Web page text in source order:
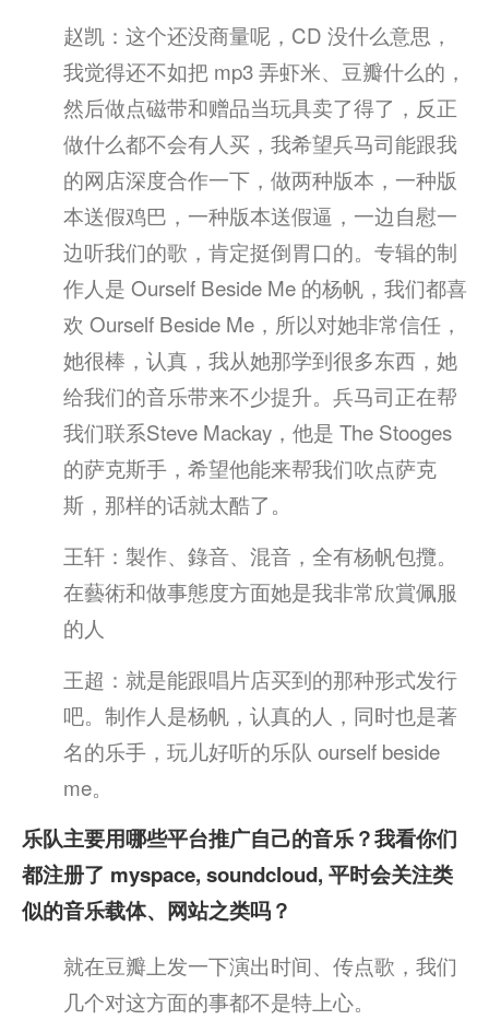
赵凯：这个还没商量呢，CD 没什么意思，
我觉得还不如把 mp3 弄虾米、豆瓣什么的，
然后做点磁带和赠品当玩具卖了得了，反正
做什么都不会有人买，我希望兵马司能跟我
的网店深度合作一下，做两种版本，一种版
本送假鸡巴，一种版本送假逼，一边自慰一
边听我们的歌，肯定挺倒胃口的。专辑的制
作人是 Ourself Beside Me 的杨帆，我们都喜
欢 Ourself Beside Me，所以对她非常信任，
她很棒，认真，我从她那学到很多东西，她
给我们的音乐带来不少提升。兵马司正在帮
我们联系Steve Mackay，他是 The Stooges
的萨克斯手，希望他能来帮我们吹点萨克
斯，那样的话就太酷了。
王轩：製作、錄音、混音，全有杨帆包攬。
在藝術和做事態度方面她是我非常欣賞佩服
的人
王超：就是能跟唱片店买到的那种形式发行
吧。制作人是杨帆，认真的人，同时也是著
名的乐手，玩儿好听的乐队 ourself beside
me。
乐队主要用哪些平台推广自己的音乐？我看你们
都注册了 myspace, soundcloud, 平时会关注类
似的音乐载体、网站之类吗？
就在豆瓣上发一下演出时间、传点歌，我们
几个对这方面的事都不是特上心。